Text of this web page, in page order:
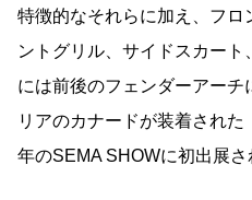
特徴的なそれらに加え、フロ
ントグリル、サイドスカー
には前後のフェンダーアーチ
リアのカナードが装着され
年のSEMA SHOWに初出展さ